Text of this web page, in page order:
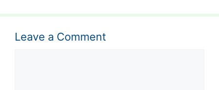
Leave a Comment